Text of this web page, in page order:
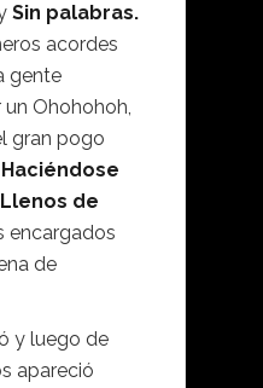
Sin palabras.
acordes
gente
Ohohohoh,
gran pogo
Haciéndose
Llenos de
encargados
de
y luego de
apareció